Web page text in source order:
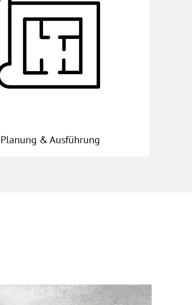
Planung & Ausführung